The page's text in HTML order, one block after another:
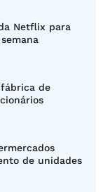
Netflix para
de
de unidades